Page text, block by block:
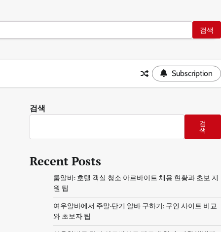
Subscription
검색
검
색
Recent Posts
룸알바: 호텔 객실 청소 아르바이트 채용 현황과 초보 지
원 팁
여우알바에서 주말·단기 알바 구하기: 구인 사이트 비교
와 초보자 팁